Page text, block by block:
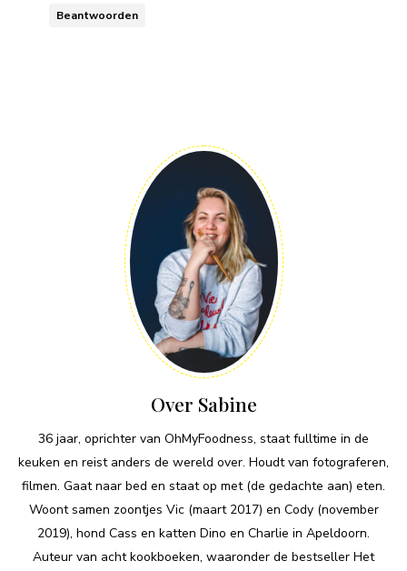
Beantwoorden
Over Sabine
36 jaar, oprichter van OhMyFoodness, staat fulltime in de
keuken en reist anders de wereld over. Houdt van fotograferen,
filmen. Gaat naar bed en staat op met (de gedachte aan) eten.
Woont samen zoontjes Vic (maart 2017) en Cody (november
2019), hond Cass en katten Dino en Charlie in Apeldoorn.
Auteur van acht kookboeken, waaronder de bestseller Het